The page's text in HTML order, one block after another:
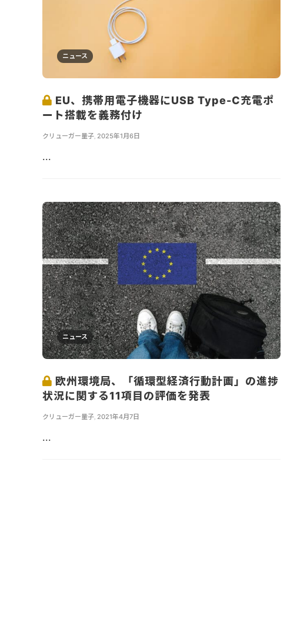
ニュース
EU、携帯用電子機器にUSB Type-C充電ポ
ート搭載を義務付け
クリューガー量子 2025年1月6日
...
ニュース
欧州環境局、「循環型経済行動計画」の進捗
状況に関する11項目の評価を発表
クリューガー量子, 2021年4月7日
...